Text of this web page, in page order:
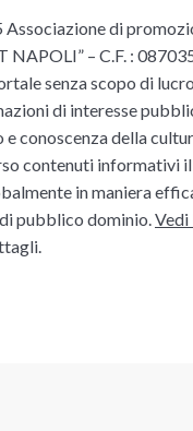
di
NAPOLI” – C.F. :
senza scopo di
di interesse
e conoscenza della
contenuti informativi
in maniera
pubblico dominio. Vedi